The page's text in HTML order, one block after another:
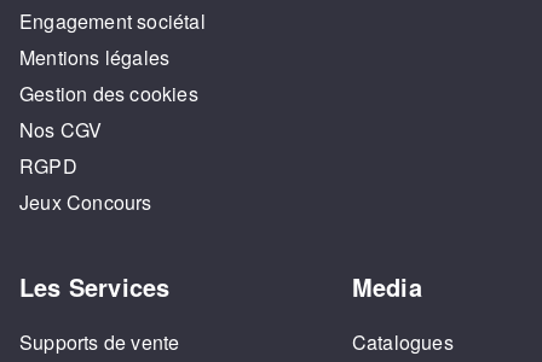
Engagement sociétal
Mentions légales
Gestion des cookies
Nos CGV
RGPD
Jeux Concours
Les Services
Supports de vente
Media
Catalogues